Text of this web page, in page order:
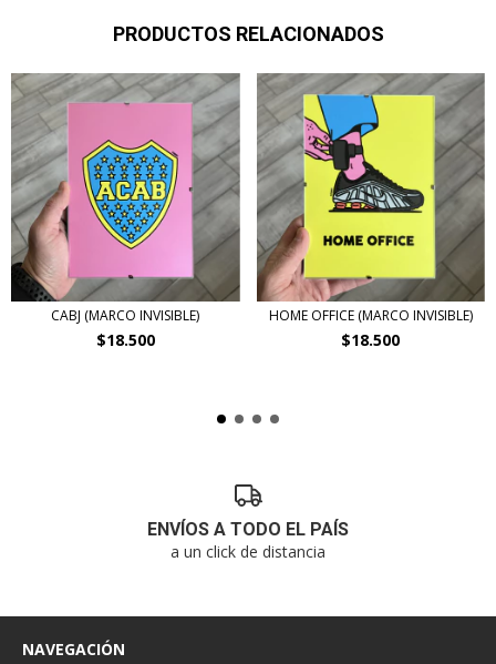
PRODUCTOS RELACIONADOS
CABJ (MARCO INVISIBLE)
$18.500
HOME OFFICE (MARCO INVISIBLE)
$18.500
ENVÍOS A TODO EL PAÍS
a un click de distancia
NAVEGACIÓN